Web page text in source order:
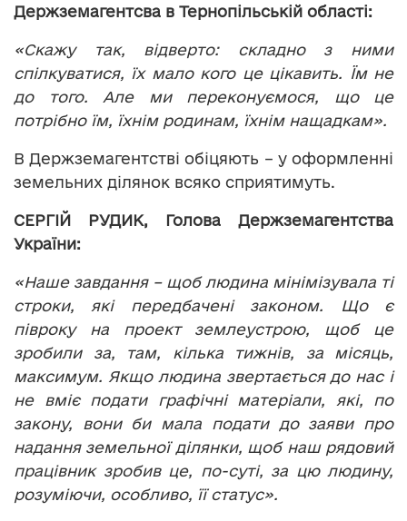
Держземагентсва в Тернопільській області:
«Скажу так, відверто: складно з ними
спілкуватися, їх мало кого це цікавить. Їм не
до того. Але ми переконуємося, що це
потрібно їм, їхнім родинам, їхнім нащадкам».
В Держземагентстві обіцяють – у оформленні
земельних ділянок всяко сприятимуть.
СЕРГІЙ РУДИК, Голова Держземагентства
України:
«Наше завдання – щоб людина мінімізувала ті
строки, які передбачені законом. Що є
півроку на проект землеустрою, щоб це
зробили за, там, кілька тижнів, за місяць,
максимум. Якщо людина звертається до нас і
не вміє подати графічні матеріали, які, по
закону, вони би мала подати до заяви про
надання земельної ділянки, щоб наш рядовий
працівник зробив це, по-суті, за цю людину,
розуміючи, особливо, її статус».